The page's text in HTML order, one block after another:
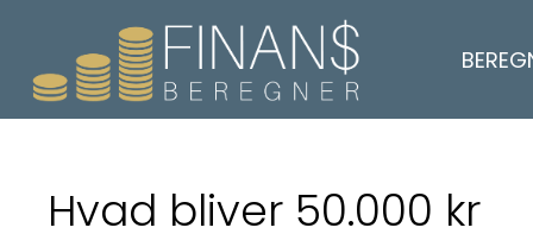
Hvad bliver 50.000 kr